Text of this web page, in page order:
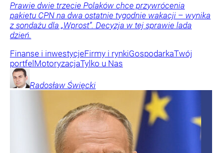
Prawie dwie trzecie Polaków chce przywrócenia
pakietu CPN na dwa ostatnie tygodnie wakacji – wynika
z sondażu dla „Wprost”. Decyzja w tej sprawie lada
dzień.
Finanse i inwestycjeFirmy i rynkiGospodarkaTwój
portfel MotoryzacjaTylko u Nas
Radosław Święcki